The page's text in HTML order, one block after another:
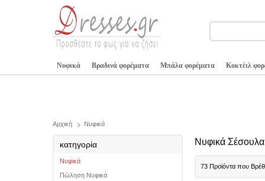
Νυφικά Βραδινά φορέματα Μπάλα φορέματα Κοκτέιλ
Αρχική Νυφικά
κατηγορία
Νυφικά
Πώληση Νυφικά
Νυφικά Σέσουλα
73 Προϊόντα που